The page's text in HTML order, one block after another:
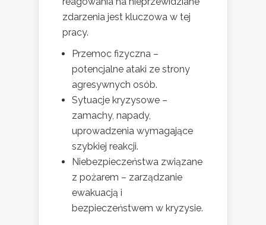
zdarzenia jest kluczowa w tej
pracy.
Przemoc fizyczna –
potencjalne ataki ze strony
agresywnych osób.
Sytuacje kryzysowe –
zamachy, napady,
uprowadzenia wymagające
szybkiej reakcji.
Niebezpieczeństwa związane
z pożarem – zarządzanie
ewakuacją i
bezpieczeństwem w kryzysie.